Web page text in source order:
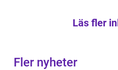
Läs fler
Fler nyheter